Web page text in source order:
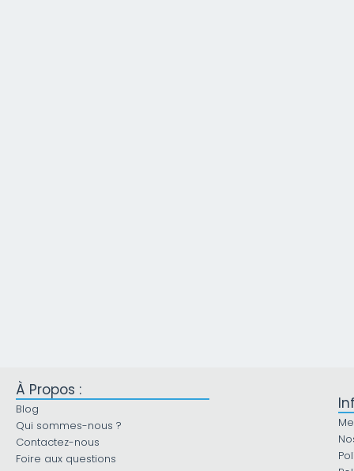
À Propos :
Blog
Qui sommes-nous ?
Contactez-nous
Foire aux questions